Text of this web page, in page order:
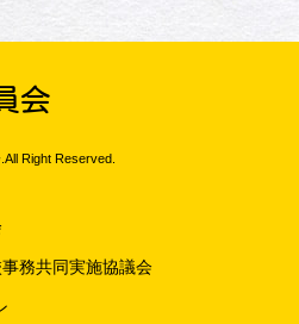
会
Right Reserved.
務共同実施協議会